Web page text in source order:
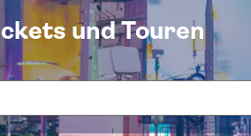
und Touren